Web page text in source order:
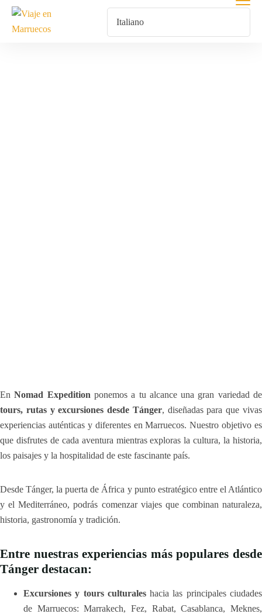
EnNomad Expedition ponemos a tu alcance una gran variedad de
tours, rutas y excursiones desde Tánger, diseñadas para que vivas
experiencias auténticas y diferentes en Marruecos. Nuestro objetivo es
que disfrutes de cada aventura mientras exploras la cultura, la historia,
los paisajes y la hospitalidad de este fascinante país.
Desde Tánger, la puerta de África y punto estratégico entre el Atlántico
y el Mediterráneo, podrás comenzar viajes que combinan naturaleza,
historia, gastronomía y tradición.
Entre nuestras experiencias más populares desde
Tánger destacan:
Excursiones y tours culturaleshacia las principales ciudades
de Marruecos: Marrakech, Fez, Rabat, Casablanca, Meknes,